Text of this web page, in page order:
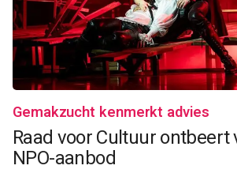
Gemakzucht kenmerkt advies
Raad voor Cultuur ontbeert
NPO-aanbod